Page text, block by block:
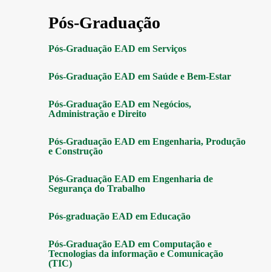
Pós-Graduação
Pós-Graduação EAD em Serviços
Pós-Graduação EAD em Saúde e Bem-Estar
Pós-Graduação EAD em Negócios,
Administração e Direito
Pós-Graduação EAD em Engenharia, Produção
e Construção
Pós-Graduação EAD em Engenharia de
Segurança do Trabalho
Pós-graduação EAD em Educação
Pós-Graduação EAD em Computação e
Tecnologias da informação e Comunicação
(TIC)